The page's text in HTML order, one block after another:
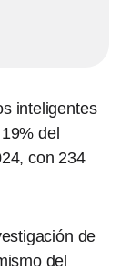
inteligentes
del
con 234
de
del